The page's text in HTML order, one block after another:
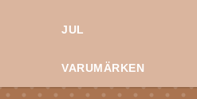
JUL
VARUMÄRKEN